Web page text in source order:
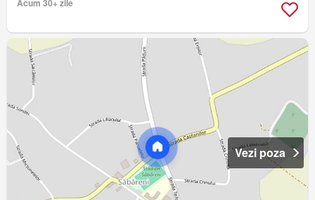
Acum 30+ zile
Vezi poza